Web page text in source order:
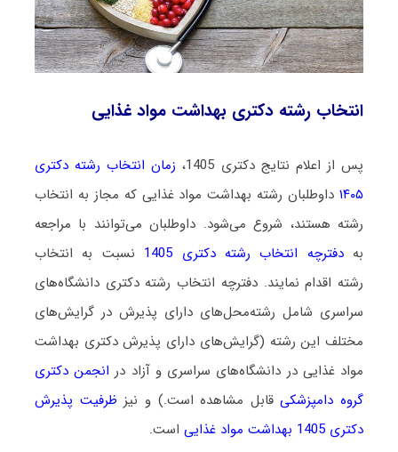
انتخاب رشته دکتری بهداشت مواد غذایی
پس از اعلام نتایج دکتری 1405،
زمان انتخاب رشته دکتری
۱۴۰۵داوطلبان رشته بهداشت مواد غذایی که مجاز به انتخاب
رشته هستند، شروع می‌شود. داوطلبان می‌توانند با مراجعه
بهدفترچه انتخاب رشته دکتری 1405
نسبت به انتخاب
رشته اقدام نمایند. دفترچه انتخاب رشته دکتری دانشگاه‌های
سراسری شامل رشته‌محل‌های دارای پذیرش در گرایش‌های
مختلف این رشته (گرایش‌های دارای پذیرش دکتری بهداشت
مواد غذایی در دانشگاه‌های سراسری و آزاد در انجمن دکتری
گروه دامپزشکیقابل مشاهده است.) و نیز ظرفیت پذیرش
دکتری 1405 بهداشت مواد غذایی
است.